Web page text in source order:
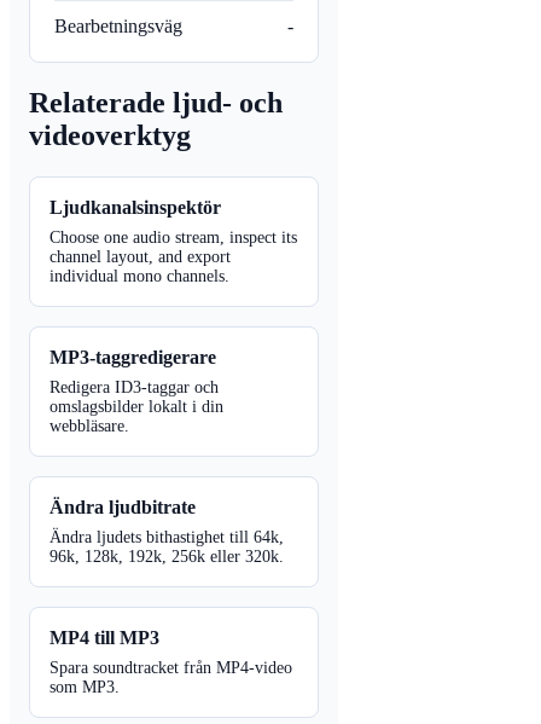
Bearbetningsväg -
Relaterade ljud- och
videoverktyg
Ljudkanalsinspektör
Choose one audio stream, inspect its
channel layout, and export
individual mono channels.
MP3-taggredigerare
Redigera ID3-taggar och
omslagsbilder lokalt i din
webbläsare.
Ändra ljudbitrate
Ändra ljudets bithastighet till 64k,
96k, 128k, 192k, 256k eller 320k.
MP4 till MP3
Spara soundtracket från MP4-video
som MP3.